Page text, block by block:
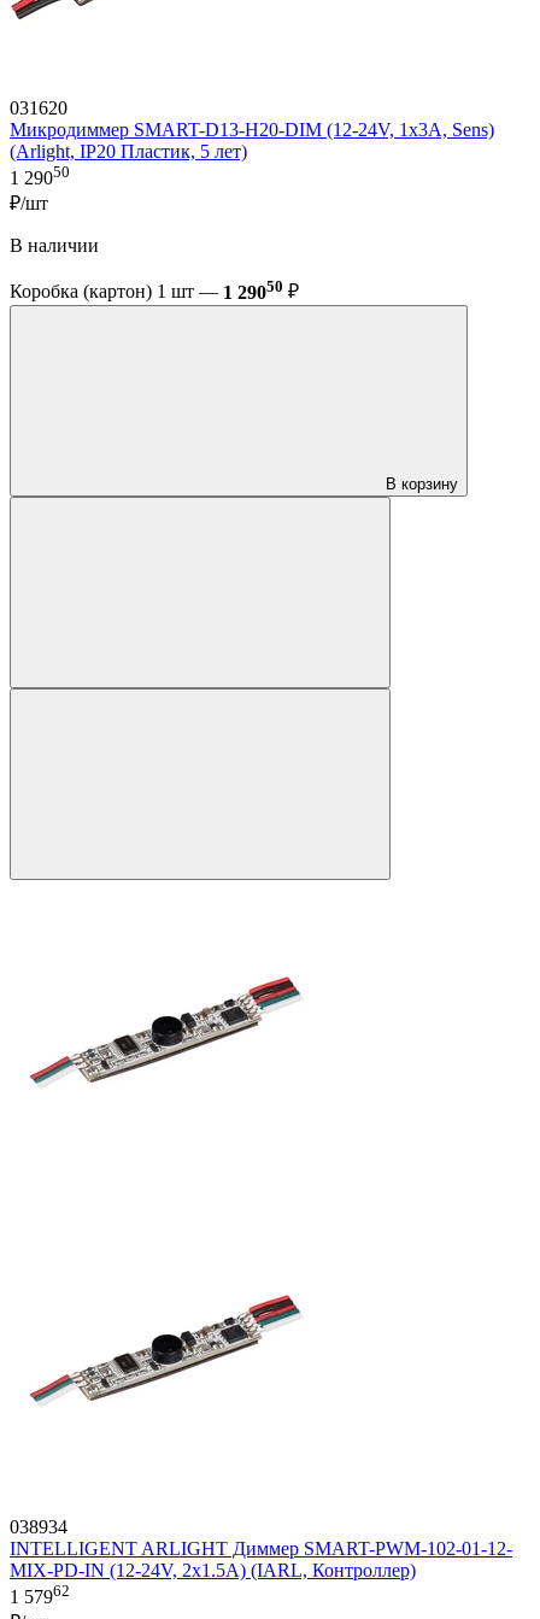
031620
Микродиммер SMART-D13-H20-DIM (12-24V, 1x3A, Sens)
(Arlight, IP20 Пластик, 5 лет)
1 29050
₽/шт
В наличии
Коробка (картон) 1 шт — 1 29050 ₽
В корзину
038934
INTELLIGENT ARLIGHT Диммер SMART-PWM-102-01-12-
MIX-PD-IN (12-24V, 2x1.5A) (IARL, Контроллер)
1 57962